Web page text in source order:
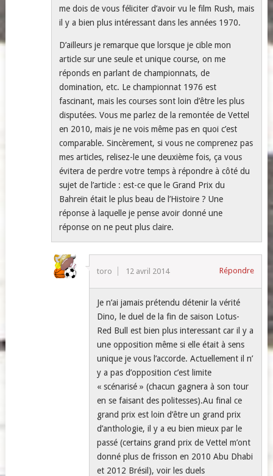
me dois de vous féliciter d’avoir vu le film Rush, mais
il y a bien plus intéressant dans les années 1970.
D’ailleurs je remarque que lorsque je cible mon
article sur une seule et unique course, on me
réponds en parlant de championnats, de
domination, etc. Le championnat 1976 est
fascinant, mais les courses sont loin d’être les plus
disputées. Vous me parlez de la remontée de Vettel
en 2010, mais je ne vois même pas en quoi c’est
comparable. Sincèrement, si vous ne comprenez pas
mes articles, relisez-le une deuxième fois, ça vous
évitera de perdre votre temps à répondre à côté du
sujet de l’article : est-ce que le Grand Prix du
Bahreïn était le plus beau de l’Histoire ? Une
réponse à laquelle je pense avoir donné une
réponse on ne peut plus claire.
toro 12 avril 2014 Répondre
Je n’ai jamais prétendu détenir la vérité
Dino, le duel de la fin de saison Lotus-
Red Bull est bien plus interessant car il y a
une opposition même si elle était à sens
unique je vous l’accorde. Actuellement il n’
y a pas d’opposition c’est limite
« scénarisé » (chacun gagnera à son tour
en se faisant des politesses).Au final ce
grand prix est loin d’être un grand prix
d’anthologie, il y a eu bien mieux par le
passé (certains grand prix de Vettel m’ont
donné plus de frisson en 2010 Abu Dhabi
et 2012 Brésil), voir les duels